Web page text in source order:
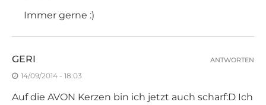
Immer gerne :)
GERI
14/09/2014 - 18:03
Auf die AVON Kerzen bin ich jetzt auch scharf:D Ich
ANTWORTEN